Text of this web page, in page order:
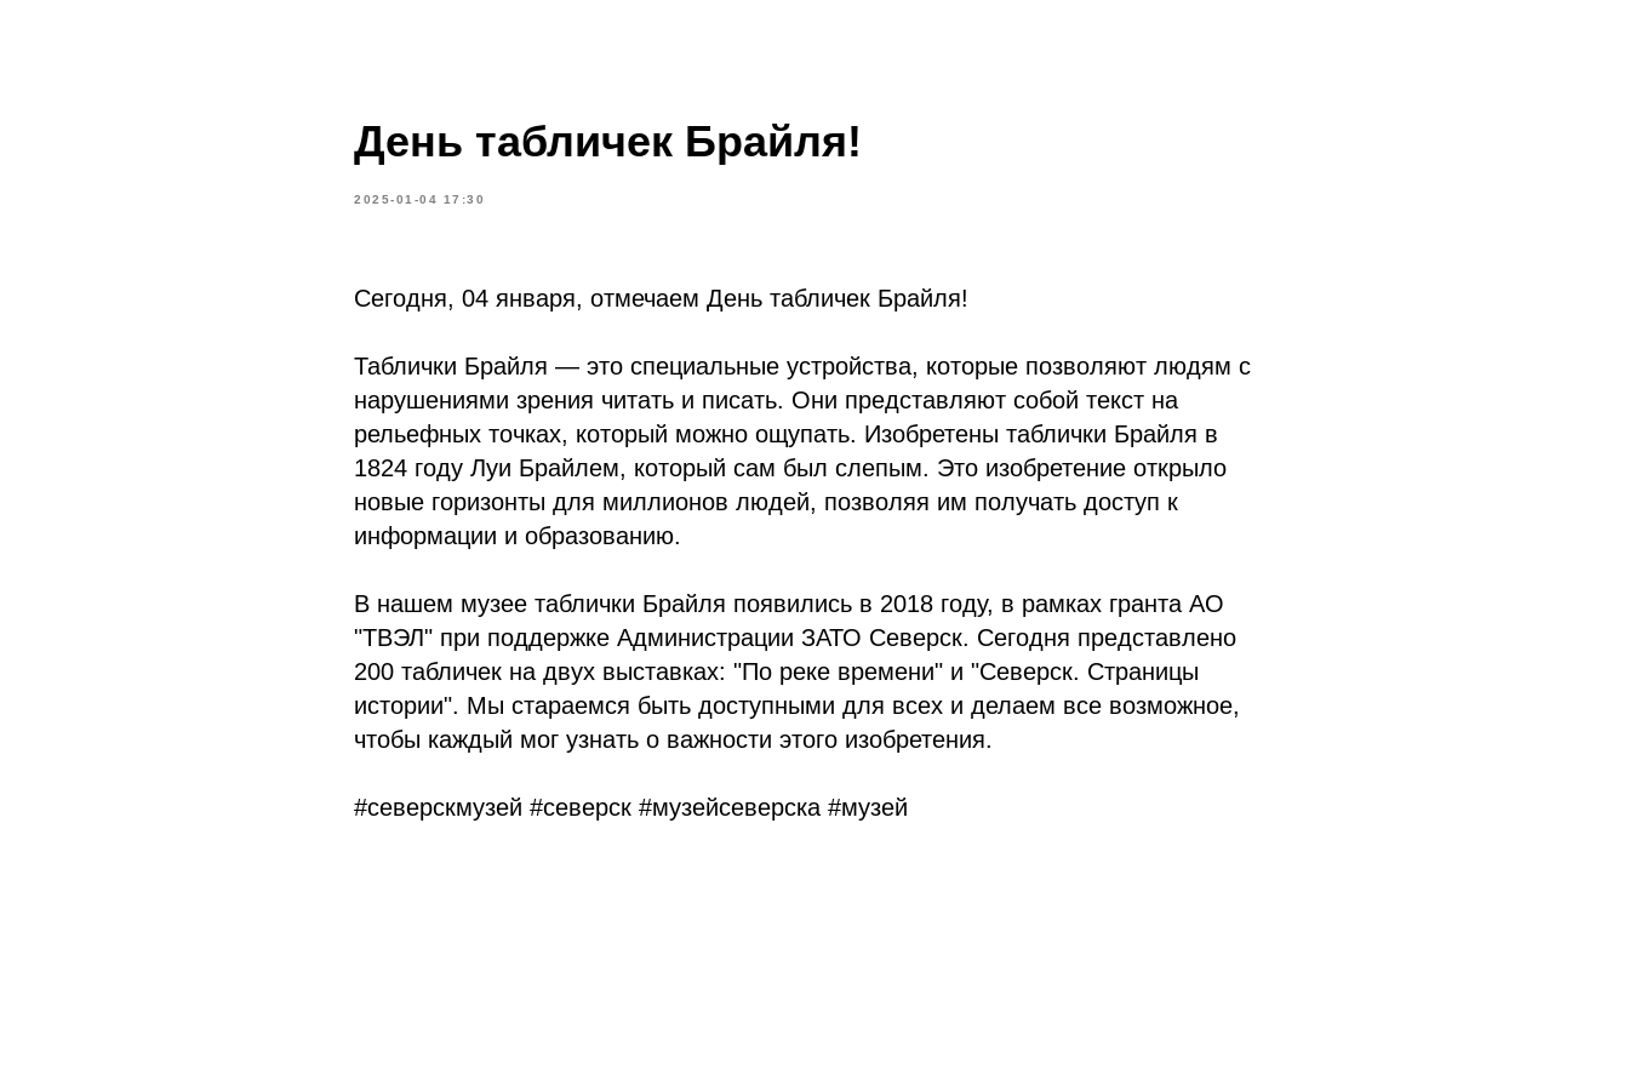
День табличек Брайля!
2025-01-04 17:30
Сегодня, 04 января, отмечаем День табличек Брайля!
Таблички Брайля — это специальные устройства, которые позволяют людям с
нарушениями зрения читать и писать. Они представляют собой текст на
рельефных точках, который можно ощупать. Изобретены таблички Брайля в
1824 году Луи Брайлем, который сам был слепым. Это изобретение открыло
новые горизонты для миллионов людей, позволяя им получать доступ к
информации и образованию.
В нашем музее таблички Брайля появились в 2018 году, в рамках гранта АО
"ТВЭЛ" при поддержке Администрации ЗАТО Северск. Сегодня представлено
200 табличек на двух выставках: "По реке времени" и "Северск. Страницы
истории". Мы стараемся быть доступными для всех и делаем все возможное,
чтобы каждый мог узнать о важности этого изобретения.
#северскмузей #северск #музейсеверска #музей